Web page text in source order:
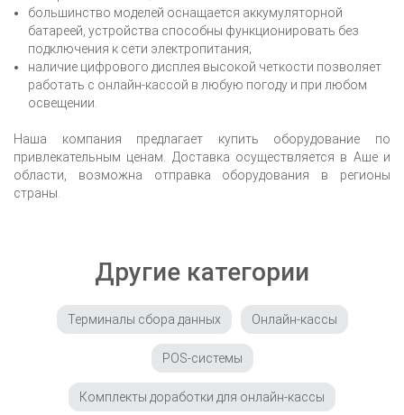
большинство моделей оснащается аккумуляторной
батареей, устройства способны функционировать без
подключения к сети электропитания;
наличие цифрового дисплея высокой четкости позволяет
работать с онлайн-кассой в любую погоду и при любом
освещении.
Наша компания предлагает купить оборудование по
привлекательным ценам. Доставка осуществляется в Ашеи
области, возможна отправка оборудования в регионы
страны.
Другие категории
Терминалы сбора данных Онлайн-кассы
POS-системы
Комплекты доработки для онлайн-кассы